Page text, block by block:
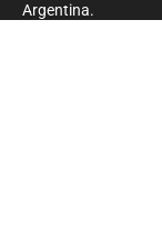
Argentina.